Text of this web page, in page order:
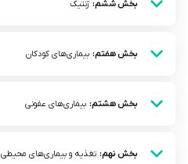
بخش ششم: ژنتیک
بخش هفتم: بیمار‌ی‌های کودکان
بخش هشتم: بیماری‌های عفونی
بخش نهم: تغذیه و بیماری‌های محیطی